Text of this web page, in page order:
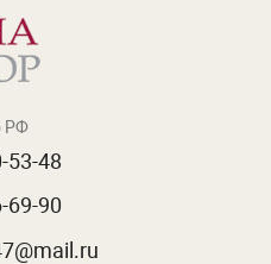
РФ
53-48
69-90